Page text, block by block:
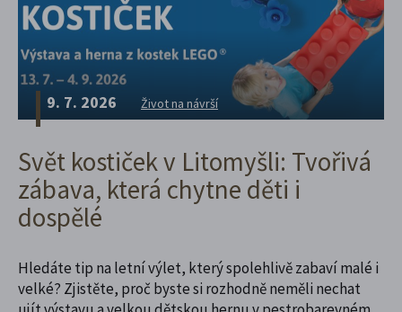
9. 7. 2026 Život na návrší
Svět kostiček v Litomyšli: Tvořivá
zábava, která chytne děti i
dospělé
Hledáte tip na letní výlet, který spolehlivě zabaví malé i
velké? Zjistěte, proč byste si rozhodně neměli nechat